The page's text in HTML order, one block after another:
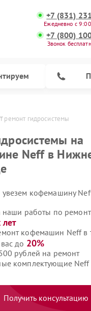
+7 (831)
Ежедневно с
+7 (800)
Звонок
гидросистемы
на
Neff в
кофемашину
наши работы по
кофемашин Neff в
до 20%
рублей на ремонт
комплектующие Neff
Получить консультацию